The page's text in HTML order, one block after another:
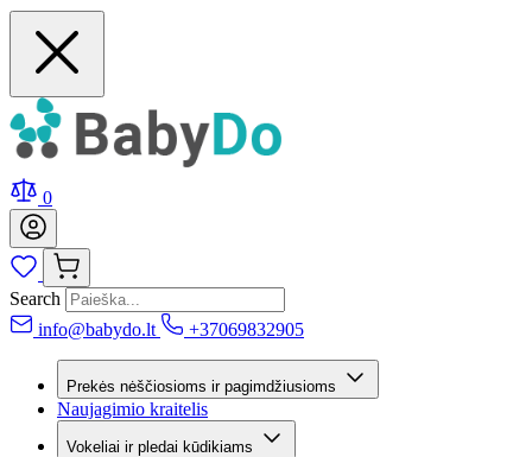
0
Search
info@babydo.lt
+37069832905
Prekės nėščiosioms ir pagimdžiusioms
Naujagimio kraitelis
Vokeliai ir pledai kūdikiams